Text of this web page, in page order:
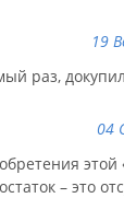
19
раз,
04
этой
– это